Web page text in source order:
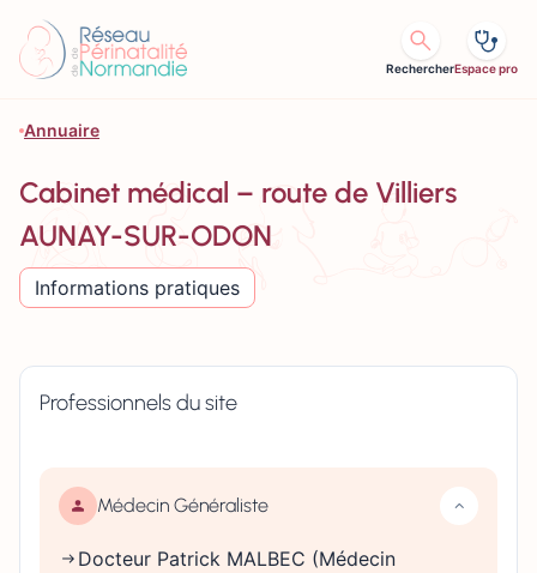
RechercherEspace pro
Annuaire
Cabinet médical – route de Villiers
AUNAY-SUR-ODON
Informations pratiques
Professionnels du site
Médecin Généraliste
Docteur Patrick MALBEC (Médecin